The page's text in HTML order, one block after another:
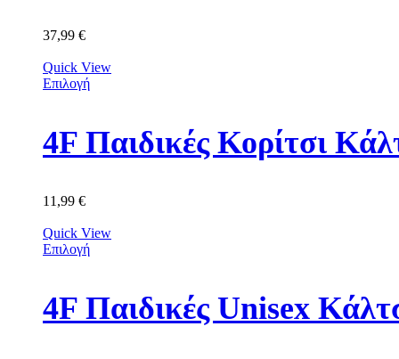
37,99 €
Quick View
Επιλογή
11,99 €
Quick View
Επιλογή